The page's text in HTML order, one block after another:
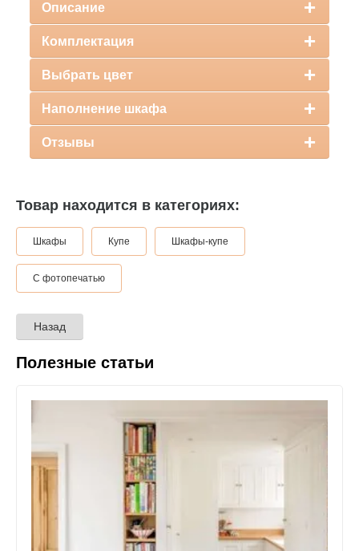
Описание
Комплектация
Выбрать цвет
Наполнение шкафа
Отзывы
Товар находится в категориях:
Шкафы Купе Шкафы-купе
С фотопечатью
Назад
Полезные статьи